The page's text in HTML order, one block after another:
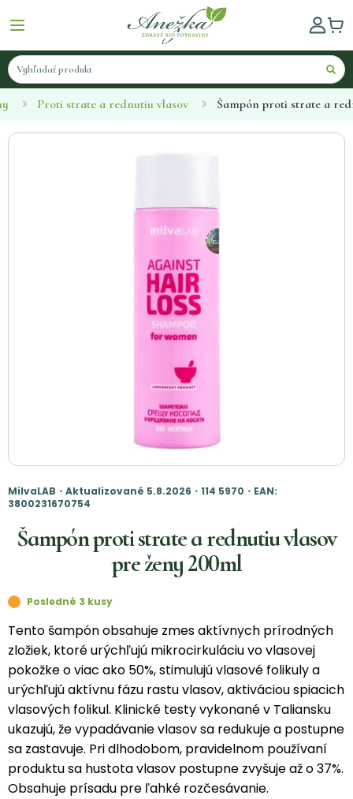
Proti strate a rednutiu vlasov Šampón proti strate a
MilvaLAB・Aktualizované 5.8.2026・114 5970・EAN:
3800231670754
Šampón proti strate a rednutiu vlasov
pre ženy 200ml
Posledné 3 kusy
Tento šampón obsahuje zmes aktívnych prírodných
zložiek, ktoré urýchľujú mikrocirkuláciu vo vlasovej
pokožke o viac ako 50%, stimulujú vlasové folikuly a
urýchľujú aktívnu fázu rastu vlasov, aktiváciou spiacich
vlasových folikul. Klinické testy vykonané v Taliansku
ukazujú, že vypadávanie vlasov sa redukuje a postupne
sa zastavuje. Pri dlhodobom, pravidelnom používaní
produktu sa hustota vlasov postupne zvyšuje až o 37%.
Obsahuje prísadu pre ľahké rozčesávanie.